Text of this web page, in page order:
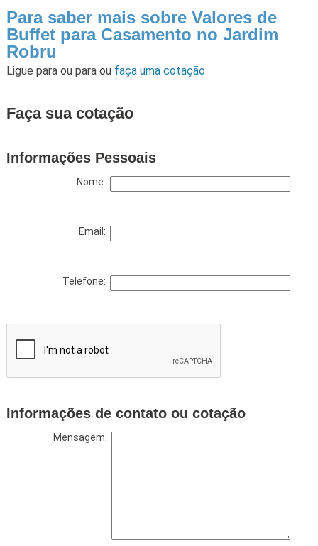
Para saber mais sobre Valores de
Buffet para Casamento no Jardim
Robru
Ligue para ou para ou faça uma cotação
Faça sua cotação
Informações Pessoais
Nome:
Email:
Telefone:
Informações de contato ou cotação
Mensagem: